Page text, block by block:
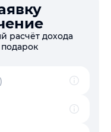
расчёт дохода